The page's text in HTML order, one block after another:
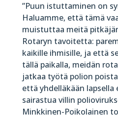
”Puun istuttaminen on
Haluamme, että tämä
muistuttaa meitä
Rotaryn tavoitetta:
kaikille ihmisille, ja että
tällä paikalla, meidän
jatkaa työtä polion
että yhdelläkään lapsella
sairastua villin
Minkkinen-Poikolainen